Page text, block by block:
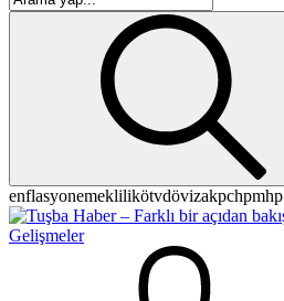
enflasyonemeklilikötvdövizakpchpmhp